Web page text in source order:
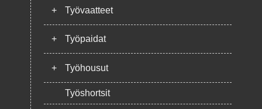
+ Työvaatteet
+ Työpaidat
+ Työhousut
Työshortsit